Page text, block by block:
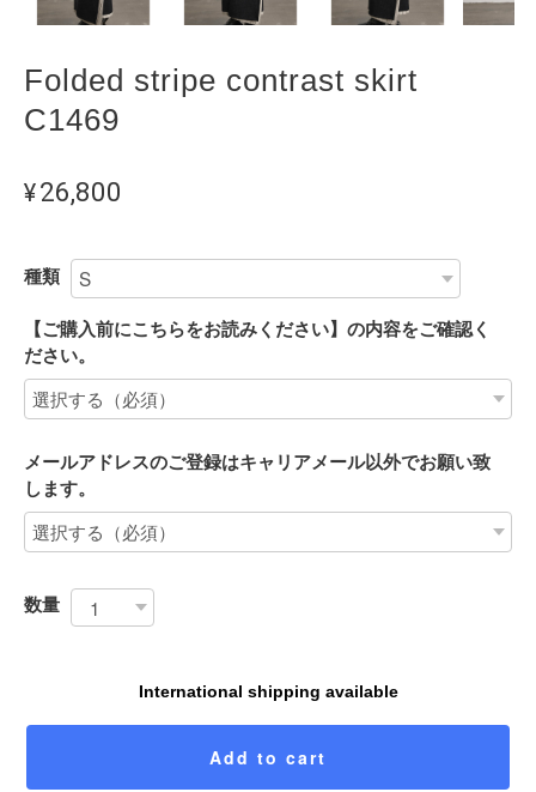
Folded stripe contrast skirt
C1469
¥26,800
種類
【ご購入前にこちらをお読みください】の内容をご確認く
ださい。
メールアドレスのご登録はキャリアメール以外でお願い致
します。
数量
International shipping available
Add to cart